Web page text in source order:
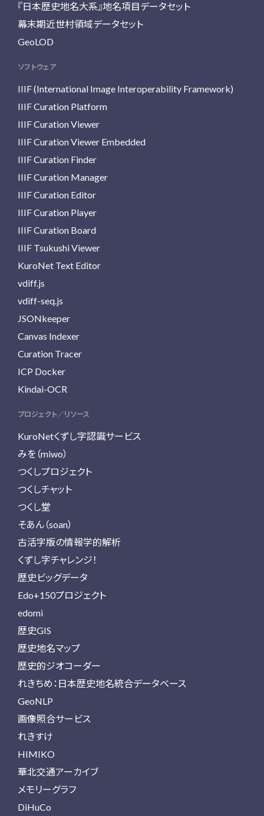
『日本歴史地名大系』地名項目データセット
幕末期近世村領域データセット
GeoLOD
ソフトウェア
IIIF (International Image Interoperability Framework)
IIIF Curation Platform
IIIF Curation Viewer
IIIF Curation Viewer Embedded
IIIF Curation Finder
IIIF Curation Manager
IIIF Curation Editor
IIIF Curation Player
IIIF Curation Board
IIIF Tsukushi Viewer
KuroNet Text Editor
vdiff.js
vdiff-seq.js
JSONkeeper
Canvas Indexer
Curation Tracer
ICP Docker
Kindai-OCR
プロジェクト／リソース
KuroNetくずし字認識サービス
みを（miwo）
つくしプロジェクト
つくしチャット
つくし堂
そあん（soan）
古活字版の情報学的解析
くずし字チャレンジ！
歴史ビッグデータ
Edo+150プロジェクト
edomi
歴史GIS
歴史地名マップ
歴史的ジオコーダー
れきちめ：日本歴史地名統合データベース
GeoNLP
画像照合サービス
れきすけ
HIMIKO
華北交通アーカイブ
メモリーグラフ
DiHuCo